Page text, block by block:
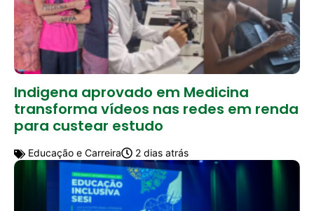
Indigena aprovado em Medicina
transforma vídeos nas redes em renda
para custear estudo
Educação e Carreira 2 dias atrás